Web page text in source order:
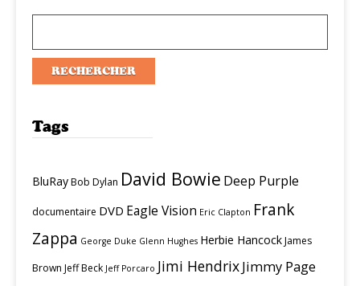
Tags
BluRayBob Dylan David Bowie Deep Purple
documentaire DVD Eagle Vision Eric Clapton Frank
Zappa George Duke Glenn Hughes Herbie HancockJames
Brown Jeff Beck Jeff Porcaro Jimi HendrixJimmy Page